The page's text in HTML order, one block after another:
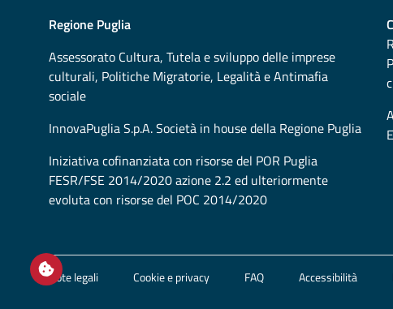
Open / close cookie settings
Regione Puglia
Assessorato Cultura, Tutela e sviluppo delle imprese
culturali, Politiche Migratorie, Legalità e Antimafia
sociale
InnovaPuglia S.p.A. Società in house della Regione Puglia
Iniziativa cofinanziata con risorse del POR Puglia
FESR/FSE 2014/2020 azione 2.2 ed ulteriormente
evoluta con risorse del POC 2014/2020
Note legali Cookie e privacy FAQ Accessibilità